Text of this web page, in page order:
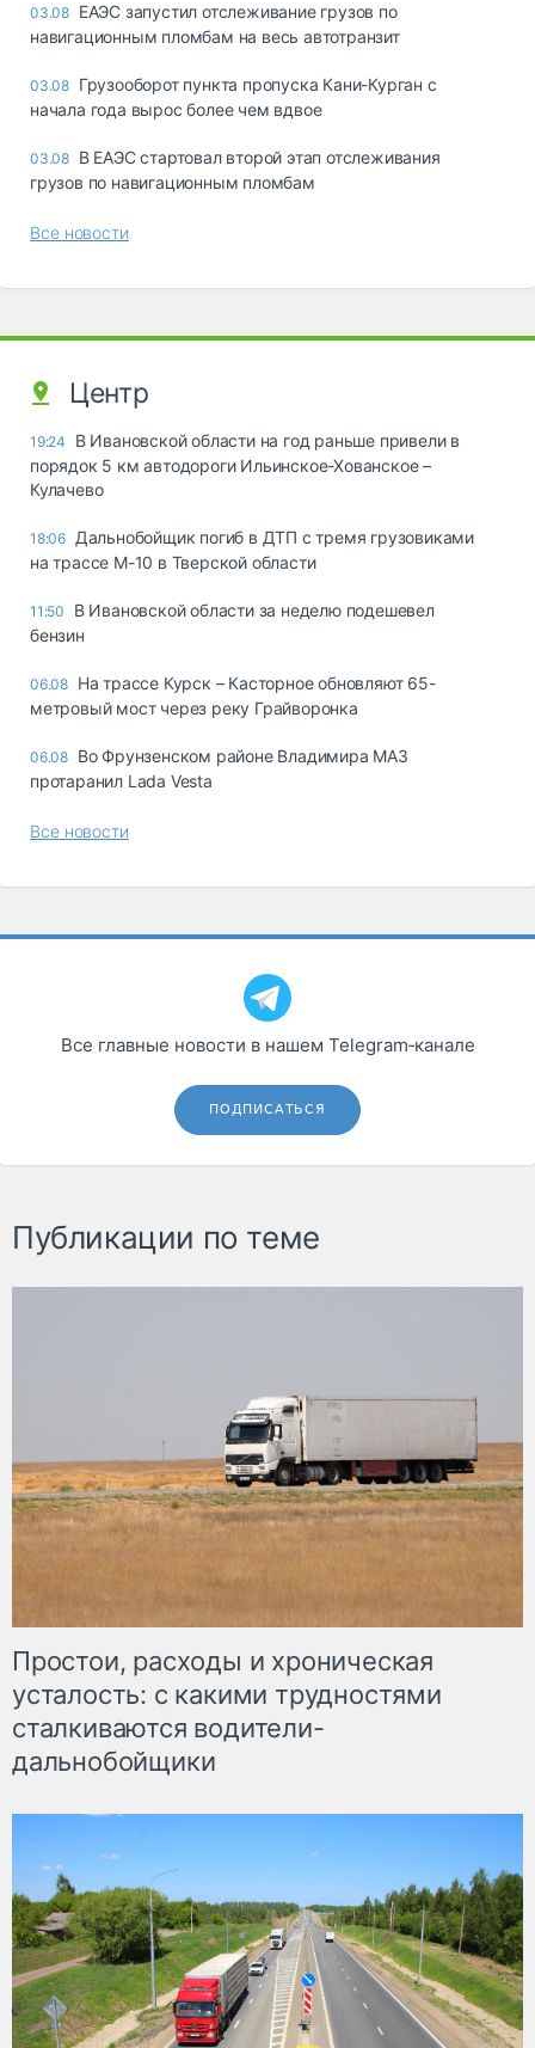
03.08 ЕАЭС запустил отслеживание грузов по
навигационным пломбам на весь автотранзит
03.08 Грузооборот пункта пропуска Кани-Курган с
начала года вырос более чем вдвое
03.08 В ЕАЭС стартовал второй этап отслеживания
грузов по навигационным пломбам
Все новости
Центр
19:24
В Ивановской области на год раньше привели в
порядок 5 км автодороги Ильинское-Хованское –
Кулачево
18:06 Дальнобойщик погиб в ДТП с тремя грузовиками
на трассе М-10 в Тверской области
11:50
В Ивановской области за неделю подешевел
бензин
06.08 На трассе Курск – Касторное обновляют 65-
метровый мост через реку Грайворонка
06.08 Во Фрунзенском районе Владимира МАЗ
протаранил Lada Vesta
Все новости
Все главные новости в нашем Telegram‑канале
ПОДПИСАТЬСЯ
Публикации по теме
Простои, расходы и хроническая
усталость: с какими трудностями
сталкиваются водители-
дальнобойщики